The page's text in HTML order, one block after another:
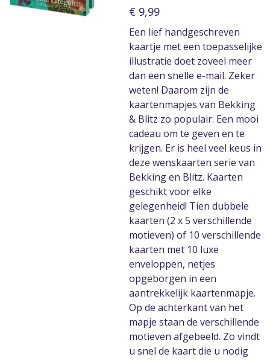
€ 9,99
Een lief handgeschreven
kaartje met een toepasselijke
illustratie doet zoveel meer
dan een snelle e-mail. Zeker
weten! Daarom zijn de
kaartenmapjes van Bekking
& Blitz zo populair. Een mooi
cadeau om te geven en te
krijgen. Er is heel veel keus in
deze wenskaarten serie van
Bekking en Blitz. Kaarten
geschikt voor elke
gelegenheid! Tien dubbele
kaarten (2 x 5 verschillende
motieven) of 10 verschillende
kaarten met 10 luxe
enveloppen, netjes
opgeborgen in een
aantrekkelijk kaartenmapje.
Op de achterkant van het
mapje staan de verschillende
motieven afgebeeld. Zo vindt
u snel de kaart die u nodig